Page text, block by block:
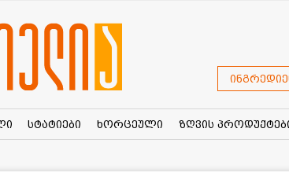
სტატიები ხორცეული ზღვის